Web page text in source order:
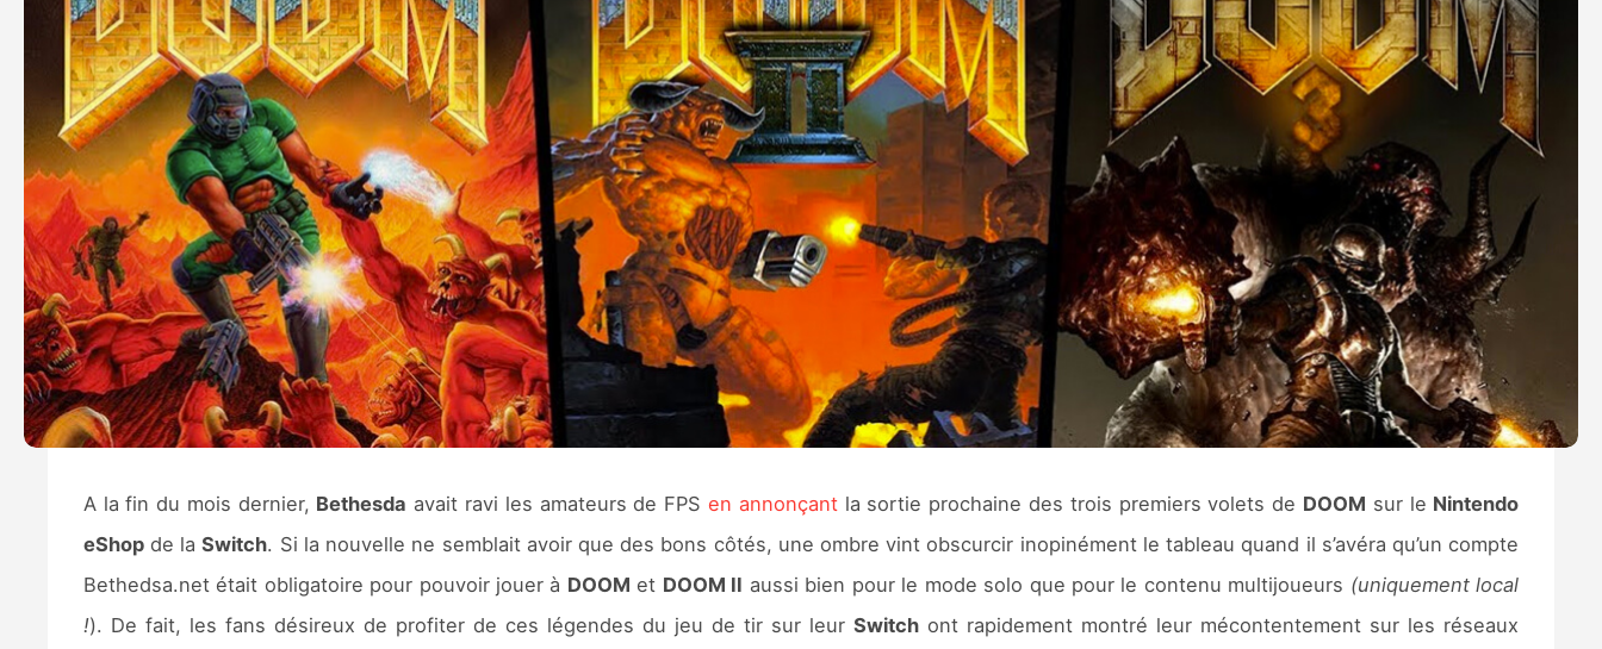
A la fin du mois dernier, Bethesda avait ravi les amateurs de FPSen annonçantla sortie prochaine des trois premiers volets de DOOM sur le Nintendo
eShopde laSwitch. Si la nouvelle ne semblait avoir que des bons côtés, une ombre vint obscurcir inopinément le tableau quand il s’avéra qu’un compte
Bethedsa.net était obligatoire pour pouvoir jouer à DOOM et DOOM II aussi bien pour le mode solo que pour le contenu multijoueurs (uniquement local
!). De fait, les fans désireux de profiter de ces légendes du jeu de tir sur leurSwitch ont rapidement montré leur mécontentement sur les réseaux